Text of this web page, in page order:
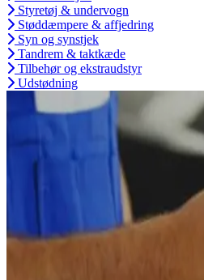
Styretøj & undervogn
Støddæmpere & affjedring
Syn og synstjek
Tandrem & taktkæde
Tilbehør og ekstraudstyr
Udstødning